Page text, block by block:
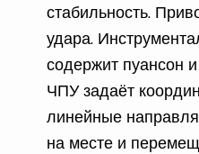
стабильность.
удара.
содержит пуансон
ЧПУ задаёт
линейные
на месте и